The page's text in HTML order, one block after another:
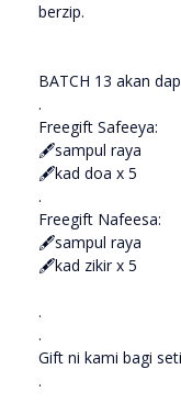
berzip.
BATCH 13 akan
.
Freegift Safeeya:
🖋sampul raya
🖋kad doa x 5
.
Freegift Nafeesa:
🖋sampul raya
🖋kad zikir x 5
.
.
Gift ni kami bagi
.